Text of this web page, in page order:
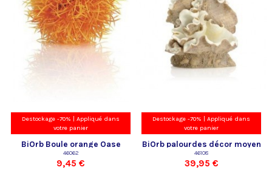
Destockage -70% | Appliqué dans
votre panier
BiOrb Boule orange Oase
46062
9,45 €
Destockage -70% | Appliqué dans
votre panier
BiOrb palourdes décor moyen
Oase
46108
39,95 €